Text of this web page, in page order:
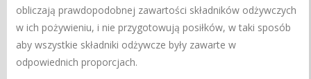
obliczają prawdopodobnej zawartości składników odżywczych
w ich pożywieniu, i nie przygotowują posiłków, w taki sposób
aby wszystkie składniki odżywcze były zawarte w
odpowiednich proporcjach.